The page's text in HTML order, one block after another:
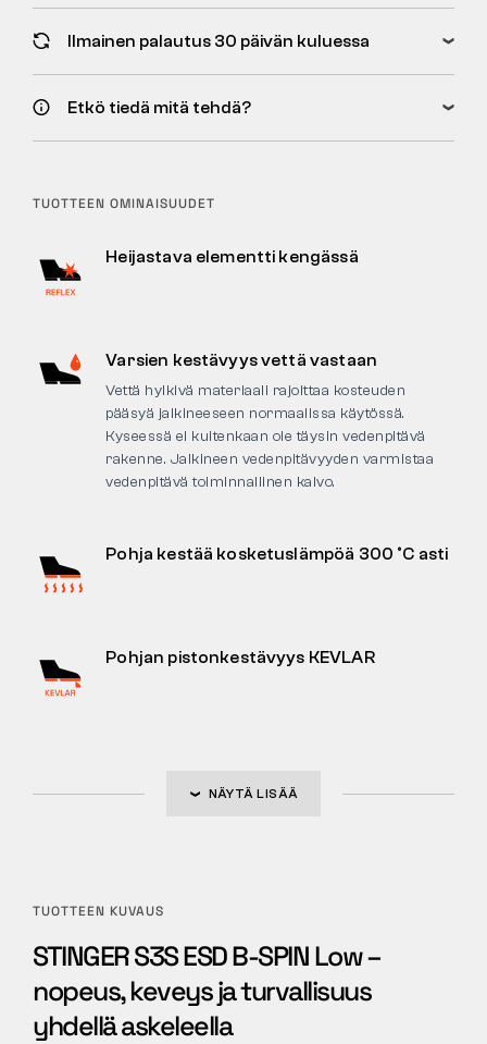
Ilmainen palautus 30 päivän kuluessa
Etkö tiedä mitä tehdä?
TUOTTEEN OMINAISUUDET
Heijastava elementti kengässä
Varsien kestävyys vettä vastaan
Vettä hylkivä materiaali rajoittaa kosteuden
pääsyä jalkineeseen normaalissa käytössä.
Kyseessä ei kuitenkaan ole täysin vedenpitävä
rakenne. Jalkineen vedenpitävyyden varmistaa
vedenpitävä toiminnallinen kalvo.
Pohja kestää kosketuslämpöä 300 °C asti
Pohjan pistonkestävyys KEVLAR
NÄYTÄ LISÄÄ
TUOTTEEN KUVAUS
STINGER S3S ESD B-SPIN Low –
nopeus, keveys ja turvallisuus
yhdellä askeleella